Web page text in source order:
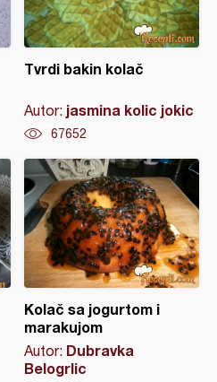
Tvrdi bakin kolač
Autor: jasmina kolic jokic
67652
Kolač sa jogurtom i
marakujom
Autor: Dubravka
Belogrlic